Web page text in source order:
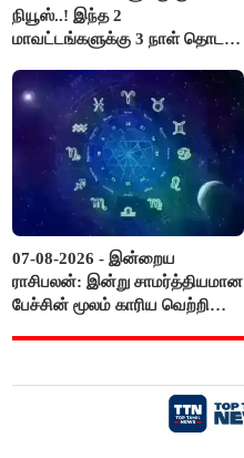
நியூஸ்..! இந்த 2
மாவட்டங்களுக்கு 3 நாள் தொடர்
07-08-2026 - இன்றைய
ராசிபலன்: இன்று சாமர்த்தியமான
பேச்சின் மூலம் காரிய வெற்றி